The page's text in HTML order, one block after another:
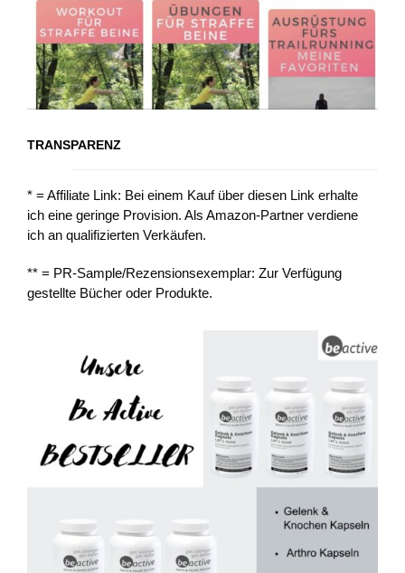
TRANSPARENZ
* = Affiliate Link: Bei einem Kauf über diesen Link erhalte
ich eine geringe Provision. Als Amazon-Partner verdiene
ich an qualifizierten Verkäufen.
** = PR-Sample/Rezensionsexemplar: Zur Verfügung
gestellte Bücher oder Produkte.